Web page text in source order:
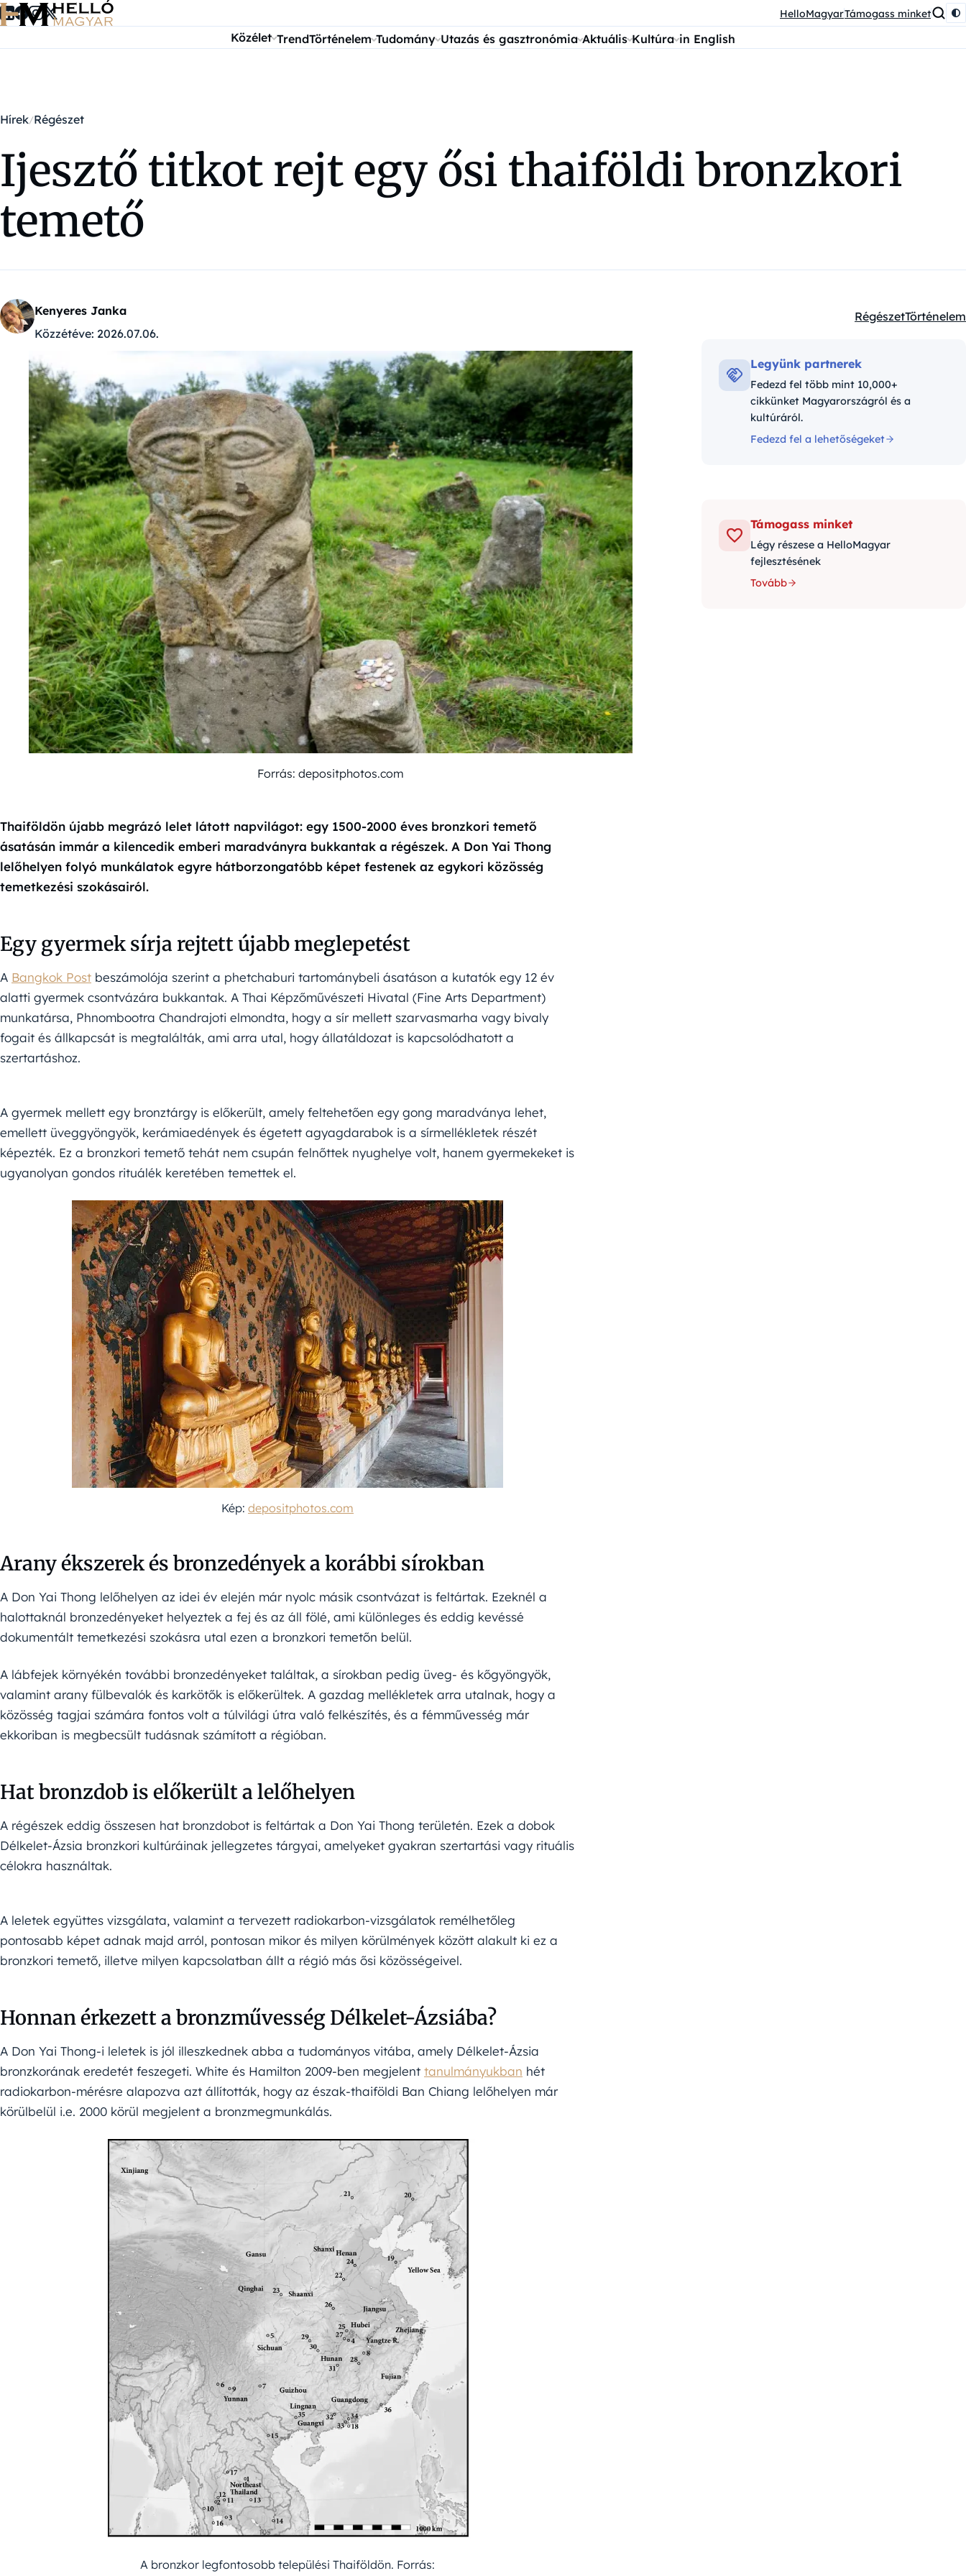
Ugrás a tartalomra HelloMagyarTámogass minket
Közélet TrendTörténelem Tudomány Utazás és gasztronómia Aktuális Kultúra in English
Hírek Régészet
Ijesztő titkot rejt egy ősi thaiföldi bronzkori
temető
Kenyeres Janka
Közzétéve: 2026.07.06.
Kategóriák:
RégészetTörténelem
Forrás: depositphotos.com
Thaiföldön újabb megrázó lelet látott napvilágot: egy 1500-2000 éves bronzkori temető
ásatásán immár a kilencedik emberi maradványra bukkantak a régészek. A Don Yai Thong
lelőhelyen folyó munkálatok egyre hátborzongatóbb képet festenek az egykori közösség
temetkezési szokásairól.
Egy gyermek sírja rejtett újabb meglepetést
A Bangkok Post beszámolója szerint a phetchaburi tartománybeli ásatáson a kutatók egy 12 év
alatti gyermek csontvázára bukkantak. A Thai Képzőművészeti Hivatal (Fine Arts Department)
munkatársa, Phnombootra Chandrajoti elmondta, hogy a sír mellett szarvasmarha vagy bivaly
fogait és állkapcsát is megtalálták, ami arra utal, hogy állatáldozat is kapcsolódhatott a
szertartáshoz.
A gyermek mellett egy bronztárgy is előkerült, amely feltehetően egy gong maradványa lehet,
emellett üveggyöngyök, kerámiaedények és égetett agyagdarabok is a sírmellékletek részét
képezték. Ez a bronzkori temető tehát nem csupán felnőttek nyughelye volt, hanem gyermekeket is
ugyanolyan gondos rituálék keretében temettek el.
Kép: depositphotos.com
Arany ékszerek és bronzedények a korábbi sírokban
A Don Yai Thong lelőhelyen az idei év elején már nyolc másik csontvázat is feltártak. Ezeknél a
halottaknál bronzedényeket helyeztek a fej és az áll fölé, ami különleges és eddig kevéssé
dokumentált temetkezési szokásra utal ezen a bronzkori temetőn belül.
A lábfejek környékén további bronzedényeket találtak, a sírokban pedig üveg- és kőgyöngyök,
valamint arany fülbevalók és karkötők is előkerültek. A gazdag mellékletek arra utalnak, hogy a
közösség tagjai számára fontos volt a túlvilági útra való felkészítés, és a fémművesség már
ekkoriban is megbecsült tudásnak számított a régióban.
Hat bronzdob is előkerült a lelőhelyen
A régészek eddig összesen hat bronzdobot is feltártak a Don Yai Thong területén. Ezek a dobok
Délkelet-Ázsia bronzkori kultúráinak jellegzetes tárgyai, amelyeket gyakran szertartási vagy rituális
célokra használtak.
A leletek együttes vizsgálata, valamint a tervezett radiokarbon-vizsgálatok remélhetőleg
pontosabb képet adnak majd arról, pontosan mikor és milyen körülmények között alakult ki ez a
bronzkori temető, illetve milyen kapcsolatban állt a régió más ősi közösségeivel.
Honnan érkezett a bronzművesség Délkelet-Ázsiába?
A Don Yai Thong-i leletek is jól illeszkednek abba a tudományos vitába, amely Délkelet-Ázsia
bronzkorának eredetét feszegeti. White és Hamilton 2009-ben megjelent tanulmányukban hét
radiokarbon-mérésre alapozva azt állították, hogy az észak-thaiföldi Ban Chiang lelőhelyen már
körülbelül i.e. 2000 körül megjelent a bronzmegmunkálás.
A bronzkor legfontosobb települési Thaiföldön. Forrás:
Legyünk partnerek
Fedezd fel több mint 10,000+
cikkünket Magyarországról és a
kultúráról.
Fedezd fel a lehetőségeket
Támogass minket
Légy részese a HelloMagyar
fejlesztésének
Tovább